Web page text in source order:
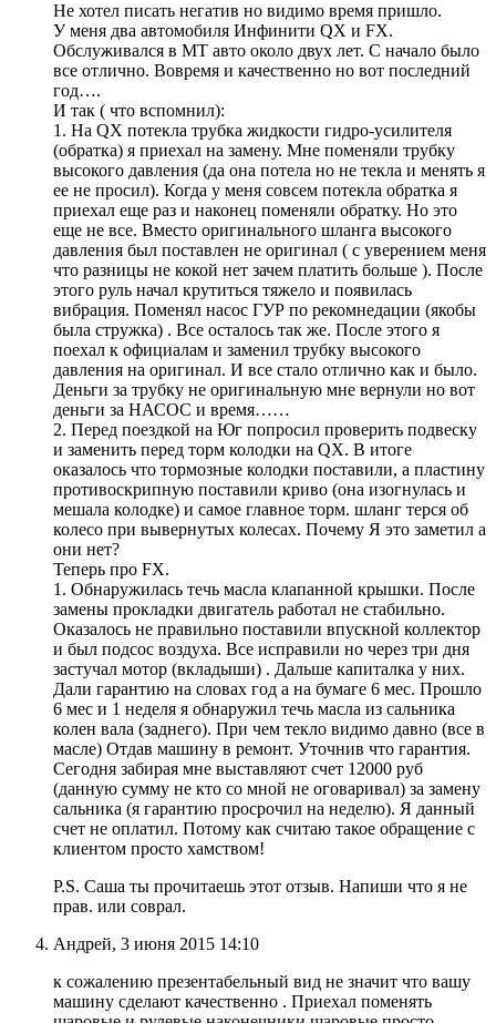
Не хотел писать негатив но видимо время пришло.
У меня два автомобиля Инфинити QX и FX.
Обслуживался в МТ авто около двух лет. С начало было
все отлично. Вовремя и качественно но вот последний
год….
И так ( что вспомнил):
1. На QX потекла трубка жидкости гидро-усилителя
(обратка) я приехал на замену. Мне поменяли трубку
высокого давления (да она потела но не текла и менять я
ее не просил). Когда у меня совсем потекла обратка я
приехал еще раз и наконец поменяли обратку. Но это
еще не все. Вместо оригинального шланга высокого
давления был поставлен не оригинал ( с уверением меня
что разницы не кокой нет зачем платить больше ). После
этого руль начал крутиться тяжело и появилась
вибрация. Поменял насос ГУР по рекомнедации (якобы
была стружка) . Все осталось так же. После этого я
поехал к официалам и заменил трубку высокого
давления на оригинал. И все стало отлично как и было.
Деньги за трубку не оригинальную мне вернули но вот
деньги за НАСОС и время……
2. Перед поездкой на Юг попросил проверить подвеску
и заменить перед торм колодки на QX. В итоге
оказалось что тормозные колодки поставили, а пластину
противоскрипную поставили криво (она изогнулась и
мешала колодке) и самое главное торм. шланг терся об
колесо при вывернутых колесах. Почему Я это заметил а
они нет?
Теперь про FX.
1. Обнаружилась течь масла клапанной крышки. После
замены прокладки двигатель работал не стабильно.
Оказалось не правильно поставили впускной коллектор
и был подсос воздуха. Все исправили но через три дня
застучал мотор (вкладыши) . Дальше капиталка у них.
Дали гарантию на словах год а на бумаге 6 мес. Прошло
6 мес и 1 неделя я обнаружил течь масла из сальника
колен вала (заднего). При чем текло видимо давно (все в
масле) Отдав машину в ремонт. Уточнив что гарантия.
Сегодня забирая мне выставляют счет 12000 руб
(данную сумму не кто со мной не оговаривал) за замену
сальника (я гарантию просрочил на неделю). Я данный
счет не оплатил. Потому как считаю такое обращение с
клиентом просто хамством!
P.S. Саша ты прочитаешь этот отзыв. Напиши что я не
прав. или соврал.
Андрей, 3 июня 2015 14:10
к сожалению презентабельный вид не значит что вашу
машину сделают качественно . Приехал поменять